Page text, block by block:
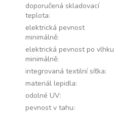
doporučená skladovací
teplota:
elektrická pevnost
minimálně:
elektrická pevnost po vlhku
minimálně:
integrovaná textilní síťka:
materiál lepidla:
odolné UV:
pevnost v tahu: